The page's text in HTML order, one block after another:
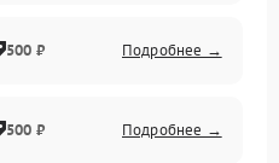
500 ₽ Подробнее →
500 ₽ Подробнее →